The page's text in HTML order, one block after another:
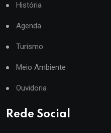
História
Agenda
Turismo
Meio Ambiente
Ouvidoria
Rede Social